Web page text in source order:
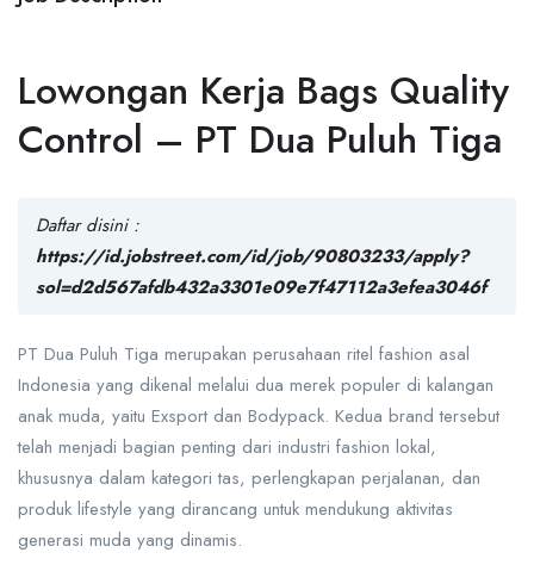
Lowongan Kerja Bags Quality
Control – PT Dua Puluh Tiga
Daftar disini :
https://id.jobstreet.com/id/job/90803233/apply?
sol=d2d567afdb432a3301e09e7f47112a3efea3046f
PT Dua Puluh Tiga merupakan perusahaan ritel fashion asal
Indonesia yang dikenal melalui dua merek populer di kalangan
anak muda, yaitu Exsport dan Bodypack. Kedua brand tersebut
telah menjadi bagian penting dari industri fashion lokal,
khususnya dalam kategori tas, perlengkapan perjalanan, dan
produk lifestyle yang dirancang untuk mendukung aktivitas
generasi muda yang dinamis.